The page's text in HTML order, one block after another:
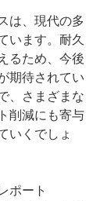
は、現代の多
います。耐久
るため、今後
期待されてい
、さまざまな
削減にも寄与
いくでしょ
ポート